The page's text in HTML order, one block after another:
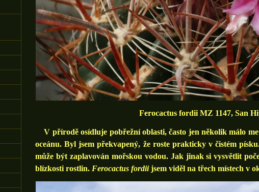
Ferocactus fordii MZ 1147, San
V přírodě osídluje pobřežní oblasti, často jen několik málo
oceánu. Byl jsem překvapený, že roste prakticky v čistém
může být zaplavován mořskou vodou. Jak jinak si vysvětlit
blízkosti rostlin. Ferocactus fordiijsem viděl na třech místech v